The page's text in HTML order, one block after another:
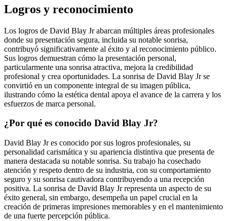
Logros y reconocimiento
Los logros de David Blay Jr abarcan múltiples áreas profesionales
donde su presentación segura, incluida su notable sonrisa,
contribuyó significativamente al éxito y al reconocimiento público.
Sus logros demuestran cómo la presentación personal,
particularmente una sonrisa atractiva, mejora la credibilidad
profesional y crea oportunidades. La sonrisa de David Blay Jr se
convirtió en un componente integral de su imagen pública,
ilustrando cómo la estética dental apoya el avance de la carrera y los
esfuerzos de marca personal.
¿Por qué es conocido David Blay Jr?
David Blay Jr es conocido por sus logros profesionales, su
personalidad carismática y su apariencia distintiva que presenta de
manera destacada su notable sonrisa. Su trabajo ha cosechado
atención y respeto dentro de su industria, con su comportamiento
seguro y su sonrisa cautivadora contribuyendo a una recepción
positiva. La sonrisa de David Blay Jr representa un aspecto de su
éxito general, sin embargo, desempeña un papel crucial en la
creación de primeras impresiones memorables y en el mantenimiento
de una fuerte percepción pública.